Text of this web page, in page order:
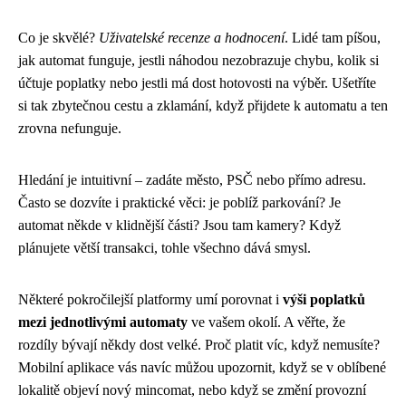
Co je skvělé? Uživatelské recenze a hodnocení. Lidé tam píšou,
jak automat funguje, jestli náhodou nezobrazuje chybu, kolik si
účtuje poplatky nebo jestli má dost hotovosti na výběr. Ušetříte
si tak zbytečnou cestu a zklamání, když přijdete k automatu a ten
zrovna nefunguje.
Hledání je intuitivní – zadáte město, PSČ nebo přímo adresu.
Často se dozvíte i praktické věci: je poblíž parkování? Je
automat někde v klidnější části? Jsou tam kamery? Když
plánujete větší transakci, tohle všechno dává smysl.
Některé pokročilejší platformy umí porovnat i výši poplatků
mezi jednotlivými automaty ve vašem okolí. A věřte, že
rozdíly bývají někdy dost velké. Proč platit víc, když nemusíte?
Mobilní aplikace vás navíc můžou upozornit, když se v oblíbené
lokalitě objeví nový mincomat, nebo když se změní provozní